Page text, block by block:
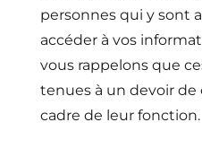
personnes qui y sont
accéder à vos
vous rappelons que
tenues à un devoir
cadre de leur fonction.